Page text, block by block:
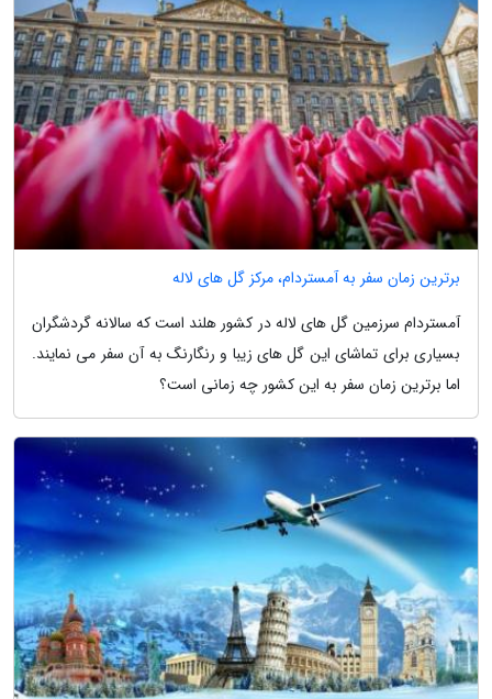
برترین زمان سفر به آمستردام، مرکز گل های لاله
آمستردام سرزمین گل های لاله در کشور هلند است که سالانه گردشگران
بسیاری برای تماشای این گل های زیبا و رنگارنگ به آن سفر می نمایند.
اما برترین زمان سفر به این کشور چه زمانی است؟